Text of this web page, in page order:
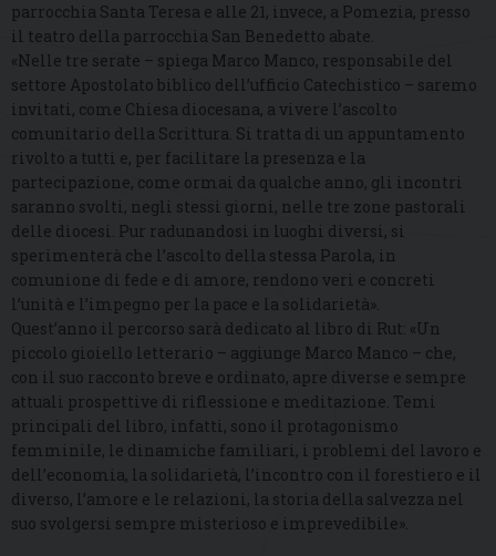
parrocchia Santa Teresa e alle 21, invece, a Pomezia, presso
il teatro della parrocchia San Benedetto abate.
«Nelle tre serate – spiega Marco Manco, responsabile del
settore Apostolato biblico dell’ufficio Catechistico – saremo
invitati, come Chiesa diocesana, a vivere l’ascolto
comunitario della Scrittura. Si tratta di un appuntamento
rivolto a tutti e, per facilitare la presenza e la
partecipazione, come ormai da qualche anno, gli incontri
saranno svolti, negli stessi giorni, nelle tre zone pastorali
delle diocesi. Pur radunandosi in luoghi diversi, si
sperimenterà che l’ascolto della stessa Parola, in
comunione di fede e di amore, rendono veri e concreti
l’unità e l’impegno per la pace e la solidarietà».
Quest’anno il percorso sarà dedicato al libro di Rut: «Un
piccolo gioiello letterario – aggiunge Marco Manco – che,
con il suo racconto breve e ordinato, apre diverse e sempre
attuali prospettive di riflessione e meditazione. Temi
principali del libro, infatti, sono il protagonismo
femminile, le dinamiche familiari, i problemi del lavoro e
dell’economia, la solidarietà, l’incontro con il forestiero e il
diverso, l’amore e le relazioni, la storia della salvezza nel
suo svolgersi sempre misterioso e imprevedibile».